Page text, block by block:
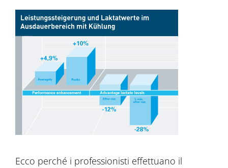
Ecco perché i professionisti effettuano il